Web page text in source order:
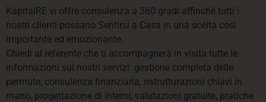
KapitalRE vi offre consulenza a 360 gradi affinché tutti i
nostri clienti possano Sentirsi a Casa in una scelta così
importante ed emozionante.
Chiedi al referente che ti accompagnerà in visita tutte le
informazioni sui nostri servizi: gestione completa delle
permute, consulenza finanziaria, ristrutturazioni chiavi in
mano, progettazione di interni, valutazioni gratuite, pratiche